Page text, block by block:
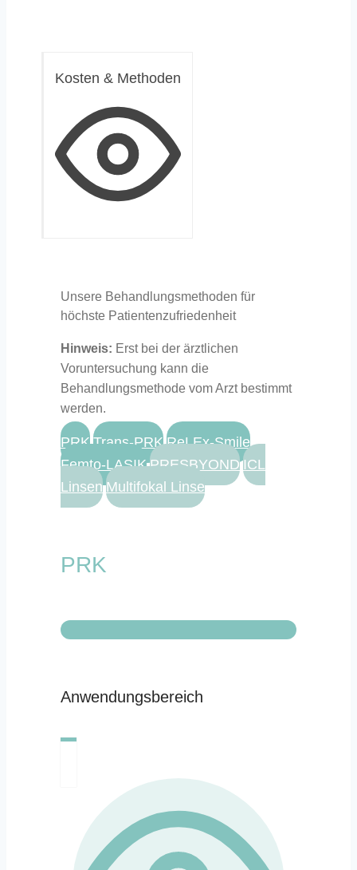
Kosten & Methoden
Unsere Behandlungsmethoden für
höchste Patientenzufriedenheit
Hinweis: Erst bei der ärztlichen
Voruntersuchung kann die
Behandlungsmethode vom Arzt bestimmt
werden.
PRK Trans-PRK ReLEx-Smile
Femto-LASIK PRESBYOND ICL
Linsen Multifokal Linse
PRK
Anwendungsbereich